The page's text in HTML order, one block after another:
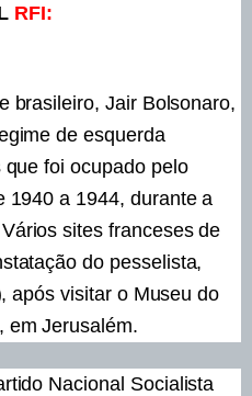
RFI:
brasileiro, Jair Bolsonaro,
de esquerda
foi ocupado pelo
1940 a 1944, durante a
sites franceses de
do pesselista,
após visitar o Museu do
em Jerusalém.
Nacional Socialista